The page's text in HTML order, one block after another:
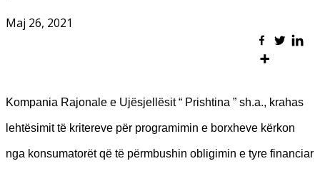
Maj 26, 2021
Kompania Rajonale e Ujësjellësit “ Prishtina ” sh.a., krahas
lehtësimit të kritereve për programimin e borxheve kërkon
nga konsumatorët që të përmbushin obligimin e tyre financiar